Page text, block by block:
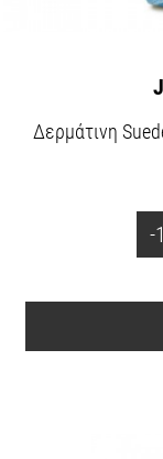
Δερμάτινη
-